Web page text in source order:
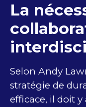
La
Selon Andy
stratégie de
efficace, il doit